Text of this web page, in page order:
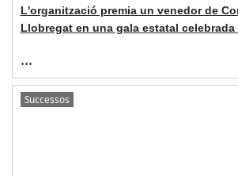
L'organització premia un venedor de
Llobregat en una gala estatal celebrada
...
Successos